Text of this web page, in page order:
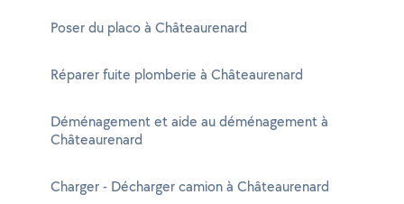
Poser du placo à Châteaurenard
Réparer fuite plomberie à Châteaurenard
Déménagement et aide au déménagement à
Châteaurenard
Charger - Décharger camion à Châteaurenard